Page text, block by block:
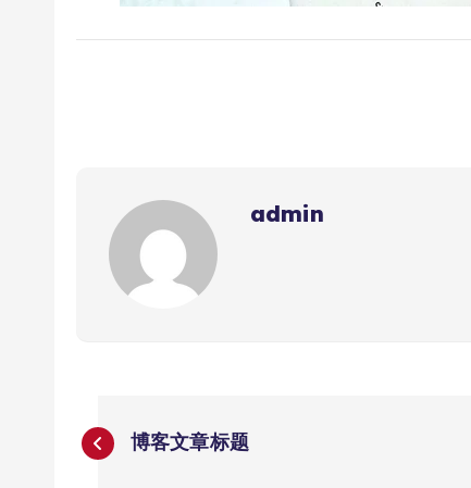
admin
文
博客文章标题